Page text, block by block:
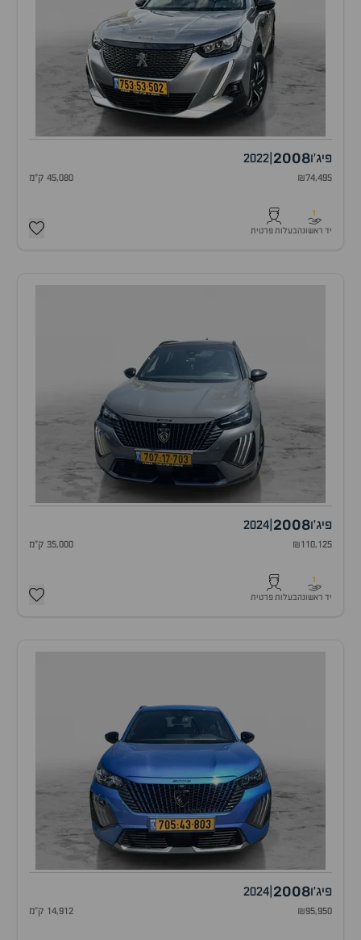
פיג'ו2008
2022
₪74,495 45,080 ק"מ
1
יד ראשונהבעלות פרטית
פיג'ו2008
2024
₪110,125 35,000 ק"מ
1
יד ראשונהבעלות פרטית
פיג'ו2008
2024
₪95,950 14,912 ק"מ